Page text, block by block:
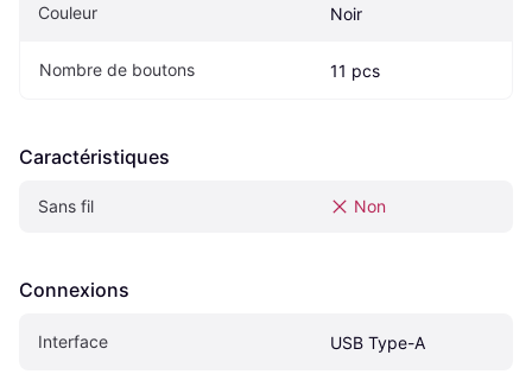
Couleur Noir
Nombre de boutons 11 pcs
Caractéristiques
Sans fil Non
Connexions
Interface USB Type-A